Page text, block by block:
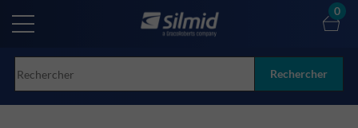
main
Rechercher
0